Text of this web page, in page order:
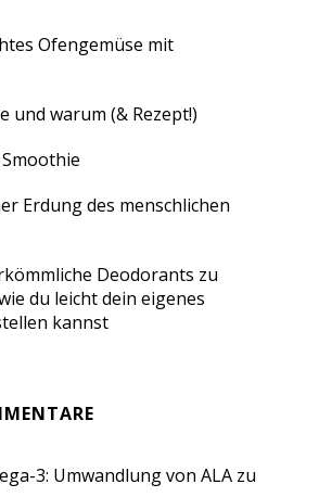
Ofengemüse mit
und warum (& Rezept!)
Erdung des menschlichen
Deodorants zu
du leicht dein eigenes
kannst
3: Umwandlung von ALA zu